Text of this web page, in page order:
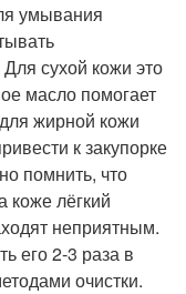
умывания
сухой кожи это
масло помогает
жирной кожи
к закупорке
помнить, что
коже лёгкий
неприятным.
его 2-3 раза в
очистки.